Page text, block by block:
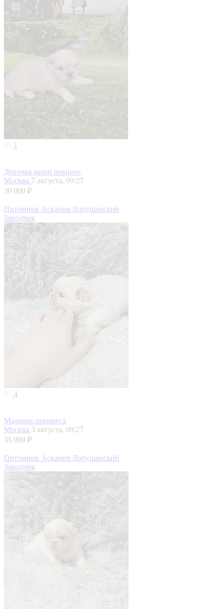
1
Девочка мини пекинес
Москва 7 августа, 09:27
30 000 ₽
Питомник Аскания Лопушанский
Заводчик
4
Мальчик пекинеса
Москва 3 августа, 09:27
35 000 ₽
Питомник Аскания Лопушанский
Заводчик